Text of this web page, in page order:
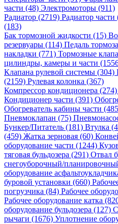
части (48) Электромоторы (911)
Радиатор (2719) Радиатор части
(183)
Бак тормозной жидкости (15)
резервуары (114) Педаль
накладки (771) Тормозные
цилиндры, камеры и части
Клапана рулевой системы (304)
(2159) Рулевая колонка (367)
Компрессор кондиционера (274)
Кондиционер части (391)
Обогреватель кабины части
Пневмоклапан (75)
Бункер/Питатель (181) Втулка
(459) Жатка зерновая (60)
оборудование части (1244)
тяговая бульдозера (291) Отвал
снегоуборочный/
оборудование
буровой установки (660)
погрузчика (84) Рабочее
Рабочее оборудование катка
оборудование бульдозера (127)
рычаги (1676) Уплотнение